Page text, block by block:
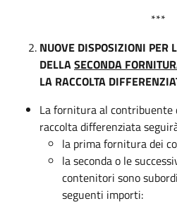
***
NUOVE DISPOSIZIONI PER
DELLASECONDA
LA RACCOLTA
La fornitura al
raccolta differenziata
la prima fornitura dei
la seconda o le
contenitori sono
seguenti importi: